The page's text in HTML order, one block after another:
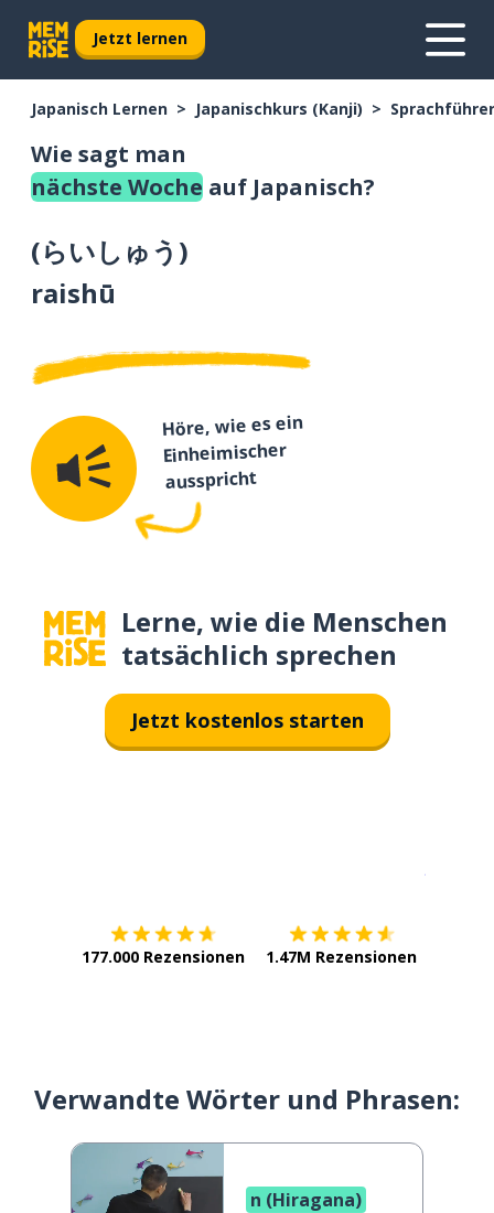
Jetzt lernen
Japanisch Lernen Japanischkurs (Kanji)
Wie sagt man
nächste Woche auf Japanisch?
(らいしゅう )
raishū
Höre, wie es ein
Einheimischer
ausspricht
Lerne, wie die Menschen
tatsächlich sprechen
Jetzt kostenlos starten
177.000 Rezensionen 1.47M Rezensionen
Verwandte Wörter und Phrasen:
n (Hiragana)